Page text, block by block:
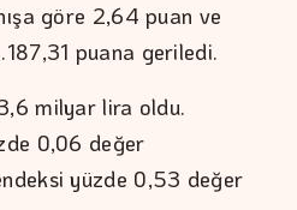
göre 2,64 puan ve
puana geriledi.
milyar lira oldu.
0,06 değer
yüzde 0,53 değer